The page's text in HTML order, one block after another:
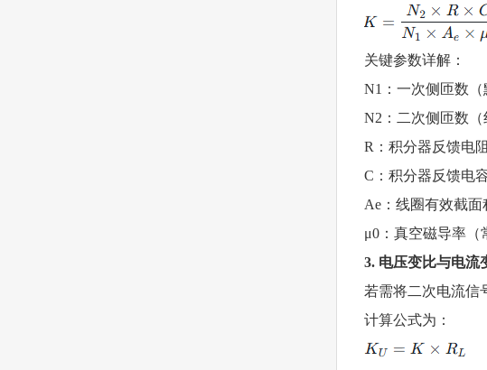
关键参数详解：
N1 ：一次侧匝数
N2 ：二次侧匝数
R ：积分器反馈电
C ：积分器反馈电
Ae ：线圈有效截
μ0 ：真空磁导率（
3. 电压变比与电流
若需将二次电流信
计算公式为：